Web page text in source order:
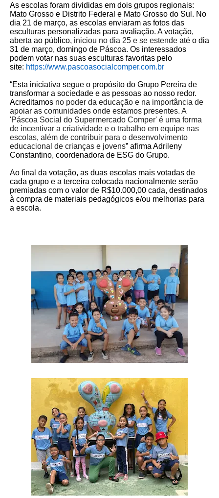
As escolas foram divididas em dois grupos regionais:
Mato Grosso e Distrito Federal e Mato Grosso do Sul. No
dia 21 de março, as escolas enviaram as fotos das
esculturas personalizadas para avaliação. A votação,
aberta ao público, iniciou no dia 25 e se estende até o dia
31 de março, domingo de Páscoa. Os interessados
podem votar nas suas esculturas favoritas pelo
site: https://www.pascoasocialcomper.com.br
“Esta iniciativa segue o propósito do Grupo Pereira de
transformar a sociedade e as pessoas ao nosso redor.
Acreditamos no poder da educação e na importância de
apoiar as comunidades onde estamos presentes. A
'Páscoa Social do Supermercado Comper' é uma forma
de incentivar a criatividade e o trabalho em equipe nas
escolas, além de contribuir para o desenvolvimento
educacional de crianças e jovens” afirma Adrileny
Constantino, coordenadora de ESG do Grupo.
Ao final da votação, as duas escolas mais votadas de
cada grupo e a terceira colocada nacionalmente serão
premiadas com o valor de R$10.000,00 cada, destinados
à compra de materiais pedagógicos e/ou melhorias para
a escola.